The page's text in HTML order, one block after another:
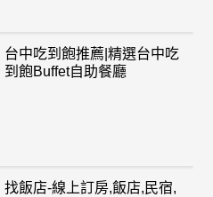
台中吃到飽推薦|精選台中吃
到飽Buffet自助餐廳
找飯店-線上訂房,飯店,民宿,